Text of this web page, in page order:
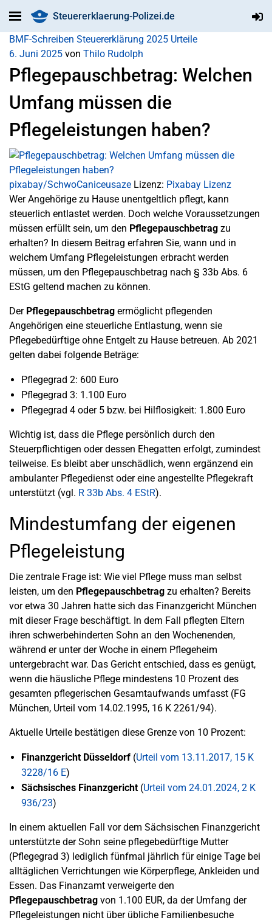
Steuererklaerung-Polizei.de
BMF-Schreiben Steuererklärung 2025 Urteile
6. Juni 2025 von Thilo Rudolph
Pflegepauschbetrag: Welchen
Umfang müssen die
Pflegeleistungen haben?
pixabay/SchwoCaniceusaze Lizenz: Pixabay Lizenz
Wer Angehörige zu Hause unentgeltlich pflegt, kann
steuerlich entlastet werden. Doch welche Voraussetzungen
müssen erfüllt sein, um den Pflegepauschbetrag zu
erhalten? In diesem Beitrag erfahren Sie, wann und in
welchem Umfang Pflegeleistungen erbracht werden
müssen, um den Pflegepauschbetrag nach § 33b Abs. 6
EStG geltend machen zu können.
Der Pflegepauschbetrag ermöglicht pflegenden
Angehörigen eine steuerliche Entlastung, wenn sie
Pflegebedürftige ohne Entgelt zu Hause betreuen. Ab 2021
gelten dabei folgende Beträge:
Pflegegrad 2: 600 Euro
Pflegegrad 3: 1.100 Euro
Pflegegrad 4 oder 5 bzw. bei Hilflosigkeit: 1.800 Euro
Wichtig ist, dass die Pflege persönlich durch den
Steuerpflichtigen oder dessen Ehegatten erfolgt, zumindest
teilweise. Es bleibt aber unschädlich, wenn ergänzend ein
ambulanter Pflegedienst oder eine angestellte Pflegekraft
unterstützt (vgl. R 33b Abs. 4 EStR).
Mindestumfang der eigenen
Pflegeleistung
Die zentrale Frage ist: Wie viel Pflege muss man selbst
leisten, um den Pflegepauschbetrag zu erhalten? Bereits
vor etwa 30 Jahren hatte sich das Finanzgericht München
mit dieser Frage beschäftigt. In dem Fall pflegten Eltern
ihren schwerbehinderten Sohn an den Wochenenden,
während er unter der Woche in einem Pflegeheim
untergebracht war. Das Gericht entschied, dass es genügt,
wenn die häusliche Pflege mindestens 10 Prozent des
gesamten pflegerischen Gesamtaufwands umfasst (FG
München, Urteil vom 14.02.1995, 16 K 2261/94).
Aktuelle Urteile bestätigen diese Grenze von 10 Prozent:
Finanzgericht Düsseldorf (Urteil vom 13.11.2017, 15 K
3228/16 E)
Sächsisches Finanzgericht(Urteil vom 24.01.2024, 2 K
936/23)
In einem aktuellen Fall vor dem Sächsischen Finanzgericht
unterstützte der Sohn seine pflegebedürftige Mutter
(Pflegegrad 3) lediglich fünfmal jährlich für einige Tage bei
alltäglichen Verrichtungen wie Körperpflege, Ankleiden und
Essen. Das Finanzamt verweigerte den
Pflegepauschbetrag von 1.100 EUR, da der Umfang der
Pflegeleistungen nicht über übliche Familienbesuche